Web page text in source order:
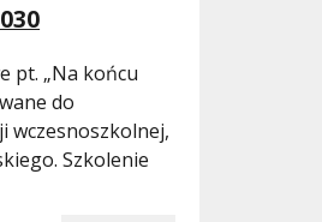
pt. „Na końcu
do
wczesnoszkolnej,
Szkolenie